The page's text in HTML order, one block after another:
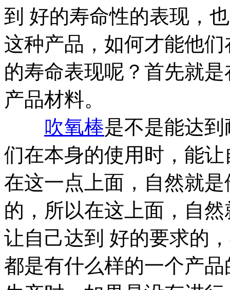
到 好的寿命性的表现，
这种产品，如何才能他
的寿命表现呢？首先就
产品材料。
吹氧棒是不是能达
们在本身的使用时，能
在这一点上面，自然就
的，所以在这上面，自
让自己达到 好的要求的
都是有什么样的一个产